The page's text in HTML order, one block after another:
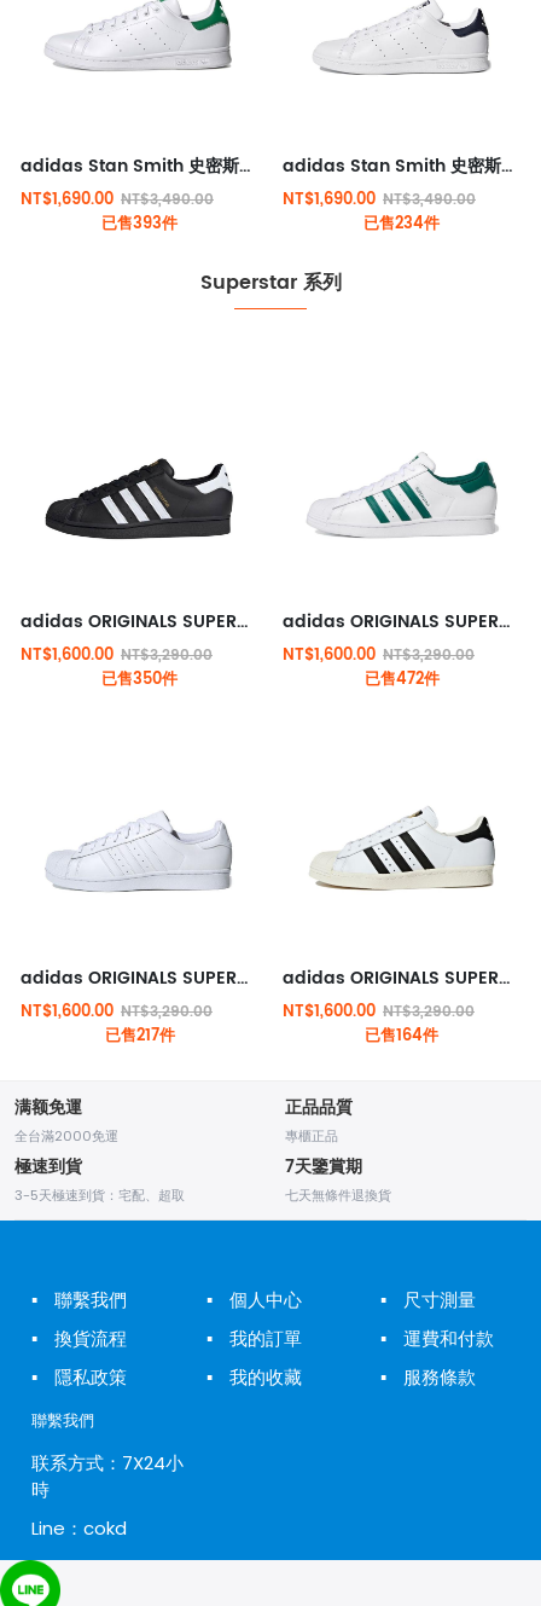
adidas Stan Smith 史密斯經典板款 白綠
NT$1,690.00 NT$3,490.00
已售393件
adidas Stan Smith 史密斯經典板款 白黑
NT$1,690.00 NT$3,490.00
已售234件
Superstar 系列
adidas ORIGINALS SUPERSTAR 經典鞋 黑色
NT$1,600.00 NT$3,290.00
已售350件
adidas ORIGINALS SUPERSTAR 經典鞋 白綠
NT$1,600.00 NT$3,290.00
已售472件
adidas ORIGINALS SUPERSTAR 經典鞋 純白
NT$1,600.00 NT$3,290.00
已售217件
adidas ORIGINALS SUPERSTAR 經典鞋 白黑
NT$1,600.00 NT$3,290.00
已售164件
满额免運
全台滿2000免運
正品品質
專櫃正品
極速到貨
3-5天極速到貨：宅配、超取
7天鑒賞期
七天無條件退換貨
▪
聯繫我們
▪
換貨流程
▪
隱私政策
▪
個人中心
▪
我的訂單
▪
我的收藏
▪
尺寸測量
▪
運費和付款
▪
服務條款
聯繫我們
联系方式：7X24小
時
Line：cokd